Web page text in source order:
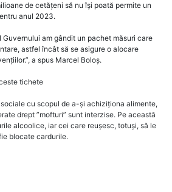
de cetățeni să nu îşi poată permite un
anul 2023.
am gândit un pachet măsuri care
astfel încât să se asigure o alocare
a spus Marcel Boloș.
tichete
cu scopul de a-și achiziționa alimente,
drept ”mofturi” sunt interzise. Pe această
alcoolice, iar cei care reușesc, totuși, să le
blocate cardurile.